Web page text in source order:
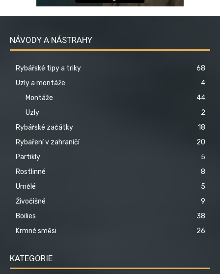
NÁVODY A NÁSTRAHY
Rybářské tipy a triky
68
Uzly a montáže
4
Montáže
44
Uzly
2
Rybářské začátky
18
Rybaření v zahraničí
20
Partikly
5
Rostlinné
8
Umělé
5
Živočišné
9
Boilies
38
Krmné směsi
26
KATEGORIE